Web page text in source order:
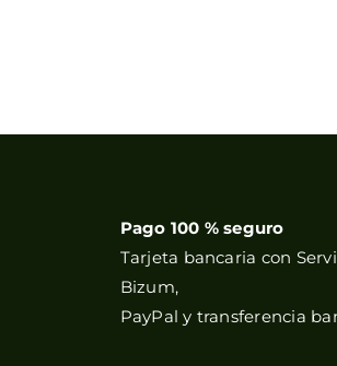
Pago 100 % seguro
Tarjeta bancaria con
Bizum,
PayPal y transferencia